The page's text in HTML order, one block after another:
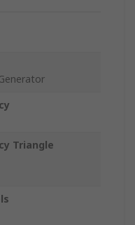
Triangle